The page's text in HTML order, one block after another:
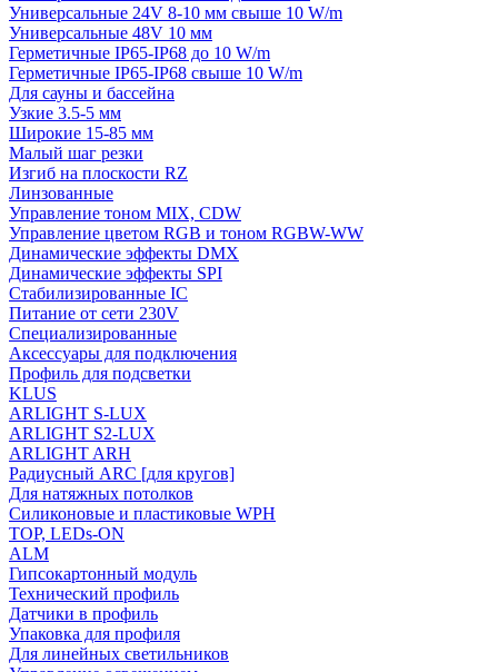
Универсальные 24V 8-10 мм свыше 10 W/m
Универсальные 48V 10 мм
Герметичные IP65-IP68 до 10 W/m
Герметичные IP65-IP68 свыше 10 W/m
Для сауны и бассейна
Узкие 3.5-5 мм
Широкие 15-85 мм
Малый шаг резки
Изгиб на плоскости RZ
Линзованные
Управление тоном MIX, CDW
Управление цветом RGB и тоном RGBW-WW
Динамические эффекты DMX
Динамические эффекты SPI
Стабилизированные IC
Питание от сети 230V
Специализированные
Аксессуары для подключения
Профиль для подсветки
KLUS
ARLIGHT S-LUX
ARLIGHT S2-LUX
ARLIGHT ARH
Радиусный ARC [для кругов]
Для натяжных потолков
Силиконовые и пластиковые WPH
TOP, LEDs-ON
ALM
Гипсокартонный модуль
Технический профиль
Датчики в профиль
Упаковка для профиля
Для линейных светильников